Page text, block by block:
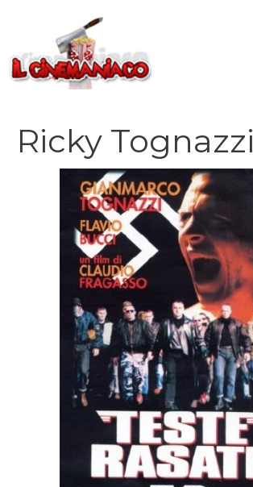
contenuto
Ricky Tognazzi